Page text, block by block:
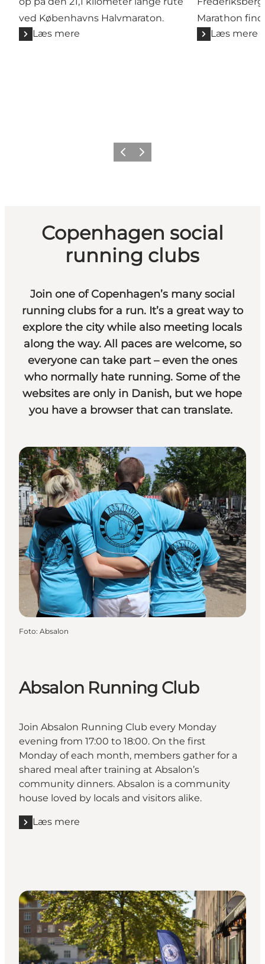
ved Københavns Halvmaraton.
Læs mere
Marathon
Læs mere
ForrigeNæste
Copenhagen social
running clubs
Join one of Copenhagen’s many social
running clubs for a run. It’s a great way to
explore the city while also meeting locals
along the way. All paces are welcome, so
everyone can take part – even the ones
who normally hate running. Some of the
websites are only in Danish, but we hope
you have a browser that can translate.
Foto: Absalon
Absalon Running Club
Join Absalon Running Club every Monday
evening from 17:00 to 18:00. On the first
Monday of each month, members gather for a
shared meal after training at Absalon’s
community dinners. Absalon is a community
house loved by locals and visitors alike.
Læs mere
Læs mere "Absalon Running Club"